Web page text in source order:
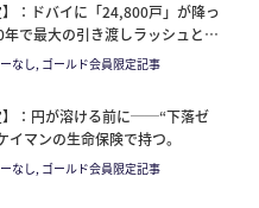
】：ドバイに「24,800戸」が降っ
で最大の引き渡しラッシュと、
神話”。2027年の供給ピーク
なし, ゴールド会員限定記事
】：円が溶ける前に──“下落ゼ
イマンの生命保険で持つ。
なし, ゴールド会員限定記事